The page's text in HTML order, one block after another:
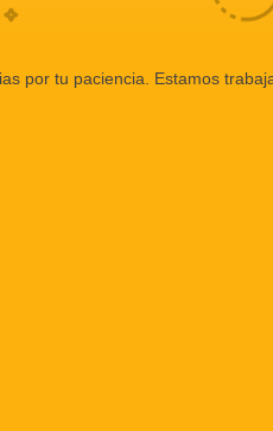
por tu paciencia. Estamos